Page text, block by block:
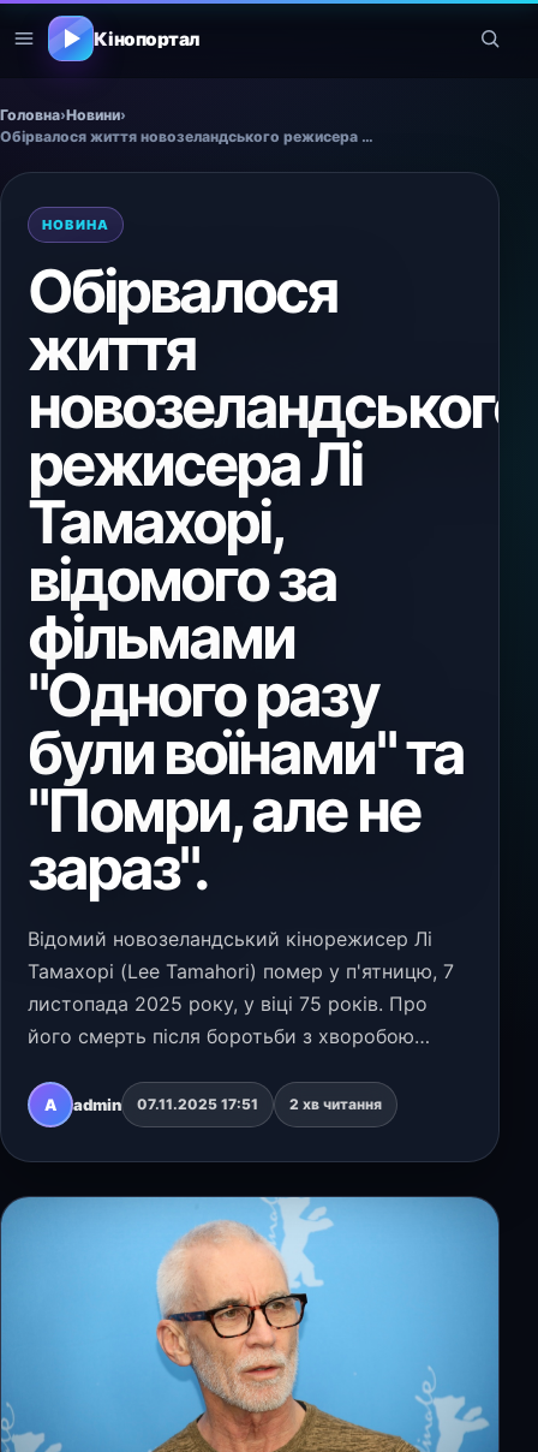
Кінопортал
Головна›Новини›
Обірвалося життя новозеландського режисера Лі Тамахорі, відомого за фільмами "Одного разу були воїнами" та "Помри, але не зараз".
НОВИНА
Обірвалося
життя
новозеландського
режисера Лі
Тамахорі,
відомого за
фільмами
"Одного разу
були воїнами" та
"Помри, але не
зараз".
Відомий новозеландський кінорежисер Лі
Тамахорі (Lee Tamahori) помер у п'ятницю, 7
листопада 2025 року, у віці 75 років. Про
його смерть після боротьби з хворобою
мирно пішов із життя вдома в оточенні
близьких. Лі Тамахор…
A admin 07.11.2025 17:51 2 хв читання